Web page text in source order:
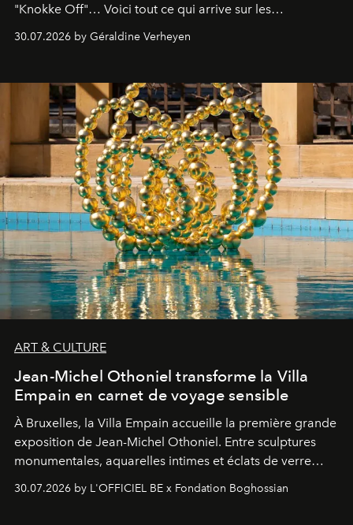
"Knokke Off"… Voici tout ce qui arrive sur les
30.07.2026 by Géraldine Verheyen
ART & CULTURE
Jean-Michel Othoniel transforme la Villa
Empain en carnet de voyage sensible
À Bruxelles, la Villa Empain accueille la première grande
exposition de Jean-Michel Othoniel. Entre sculptures
monumentales, aquarelles intimes et éclats de verre
émotionnel où chaque œuvre devient le souvenir
30.07.2026 by L'OFFICIEL BE x Fondation Boghossian